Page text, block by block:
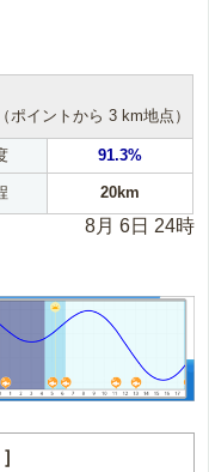
（ポイントから 3 km地点）
91.3%
20km
8月 6日 24時